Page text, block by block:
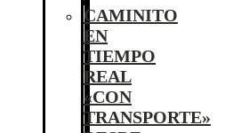
CAMINITO
EN
TIEMPO
REAL
«CON
TRANSPORTE»